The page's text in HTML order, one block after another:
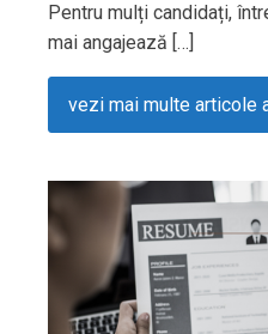
Pentru mulți candidați,
mai angajează […]
vezi mai multe articole